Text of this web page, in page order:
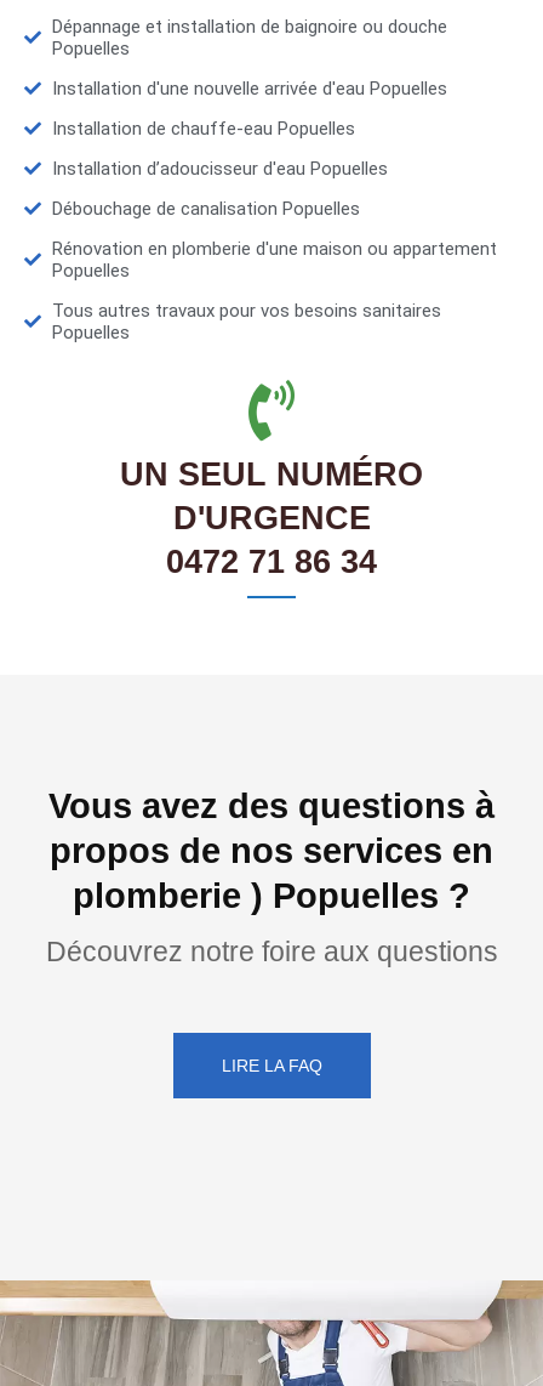
Dépannage et installation de baignoire ou douche
Popuelles
Installation d'une nouvelle arrivée d'eau Popuelles
Installation de chauffe-eau Popuelles
Installation d’adoucisseur d'eau Popuelles
Débouchage de canalisation Popuelles
Rénovation en plomberie d'une maison ou appartement
Popuelles
Tous autres travaux pour vos besoins sanitaires
Popuelles
UN SEUL NUMÉRO
D'URGENCE
0472 71 86 34
Vous avez des questions à
propos de nos services en
plomberie ) Popuelles ?
Découvrez notre foire aux questions
LIRE LA FAQ